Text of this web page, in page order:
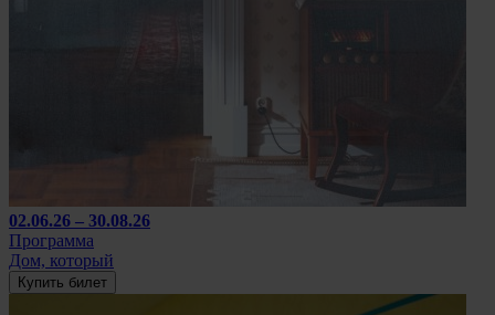
02.06.26 – 30.08.26
Программа
Дом, который
Купить билет